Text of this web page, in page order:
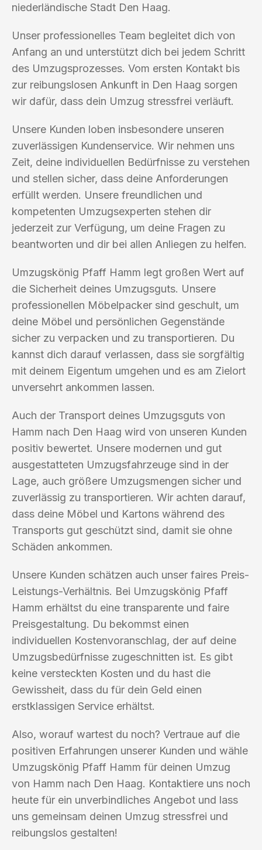
niederländische Stadt Den Haag.
Unser professionelles Team begleitet dich von
Anfang an und unterstützt dich bei jedem Schritt
des Umzugsprozesses. Vom ersten Kontakt bis
zur reibungslosen Ankunft in Den Haag sorgen
wir dafür, dass dein Umzug stressfrei verläuft.
Unsere Kunden loben insbesondere unseren
zuverlässigen Kundenservice. Wir nehmen uns
Zeit, deine individuellen Bedürfnisse zu verstehen
und stellen sicher, dass deine Anforderungen
erfüllt werden. Unsere freundlichen und
kompetenten Umzugsexperten stehen dir
jederzeit zur Verfügung, um deine Fragen zu
beantworten und dir bei allen Anliegen zu helfen.
Umzugskönig Pfaff Hamm legt großen Wert auf
die Sicherheit deines Umzugsguts. Unsere
professionellen Möbelpacker sind geschult, um
deine Möbel und persönlichen Gegenstände
sicher zu verpacken und zu transportieren. Du
kannst dich darauf verlassen, dass sie sorgfältig
mit deinem Eigentum umgehen und es am Zielort
unversehrt ankommen lassen.
Auch der Transport deines Umzugsguts von
Hamm nach Den Haag wird von unseren Kunden
positiv bewertet. Unsere modernen und gut
ausgestatteten Umzugsfahrzeuge sind in der
Lage, auch größere Umzugsmengen sicher und
zuverlässig zu transportieren. Wir achten darauf,
dass deine Möbel und Kartons während des
Transports gut geschützt sind, damit sie ohne
Schäden ankommen.
Unsere Kunden schätzen auch unser faires Preis-
Leistungs-Verhältnis. Bei Umzugskönig Pfaff
Hamm erhältst du eine transparente und faire
Preisgestaltung. Du bekommst einen
individuellen Kostenvoranschlag, der auf deine
Umzugsbedürfnisse zugeschnitten ist. Es gibt
keine versteckten Kosten und du hast die
Gewissheit, dass du für dein Geld einen
erstklassigen Service erhältst.
Also, worauf wartest du noch? Vertraue auf die
positiven Erfahrungen unserer Kunden und wähle
Umzugskönig Pfaff Hamm für deinen Umzug
von Hamm nach Den Haag. Kontaktiere uns noch
heute für ein unverbindliches Angebot und lass
uns gemeinsam deinen Umzug stressfrei und
reibungslos gestalten!